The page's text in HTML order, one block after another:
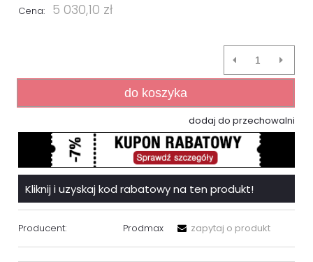
Cena: 5 030,10 zł
do koszyka
dodaj do przechowalni
Kliknij i uzyskaj kod rabatowy na ten produkt!
Producent: Prodmax zapytaj o produkt